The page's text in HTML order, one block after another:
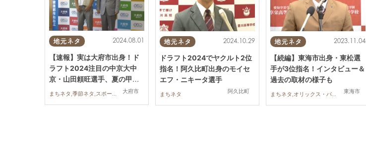
地元ネタ
大府市
2024.08.01
【速報】実は大府市出身！ド
ラフト2024注目の中京大中
京・山田頼旺選手、夏の甲子
園出場を報告
まちネタ,季節ネタ,スポーツ,学校
地元ネタ
阿久比町
2024.10.29
ドラフト2024でヤクルト2位
指名！阿久比町出身のモイセ
エフ・ニキータ選手
まちネタ
地元ネタ
東海市
2023.11.04
【続編】東海市出身・東松選
手が3位指名！インタビュー＆
過去の取材の様子も
まちネタ,オリックス・バファローズ,野球